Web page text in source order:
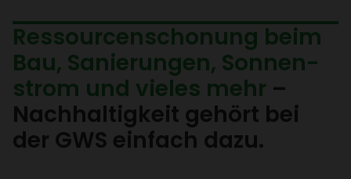
Ressour­cen­scho­nung beim
Bau, Sanie­rungen, Sonnen­
strom und vieles mehr –
Nach­hal­tig­keit gehört bei
der GWS einfach dazu.